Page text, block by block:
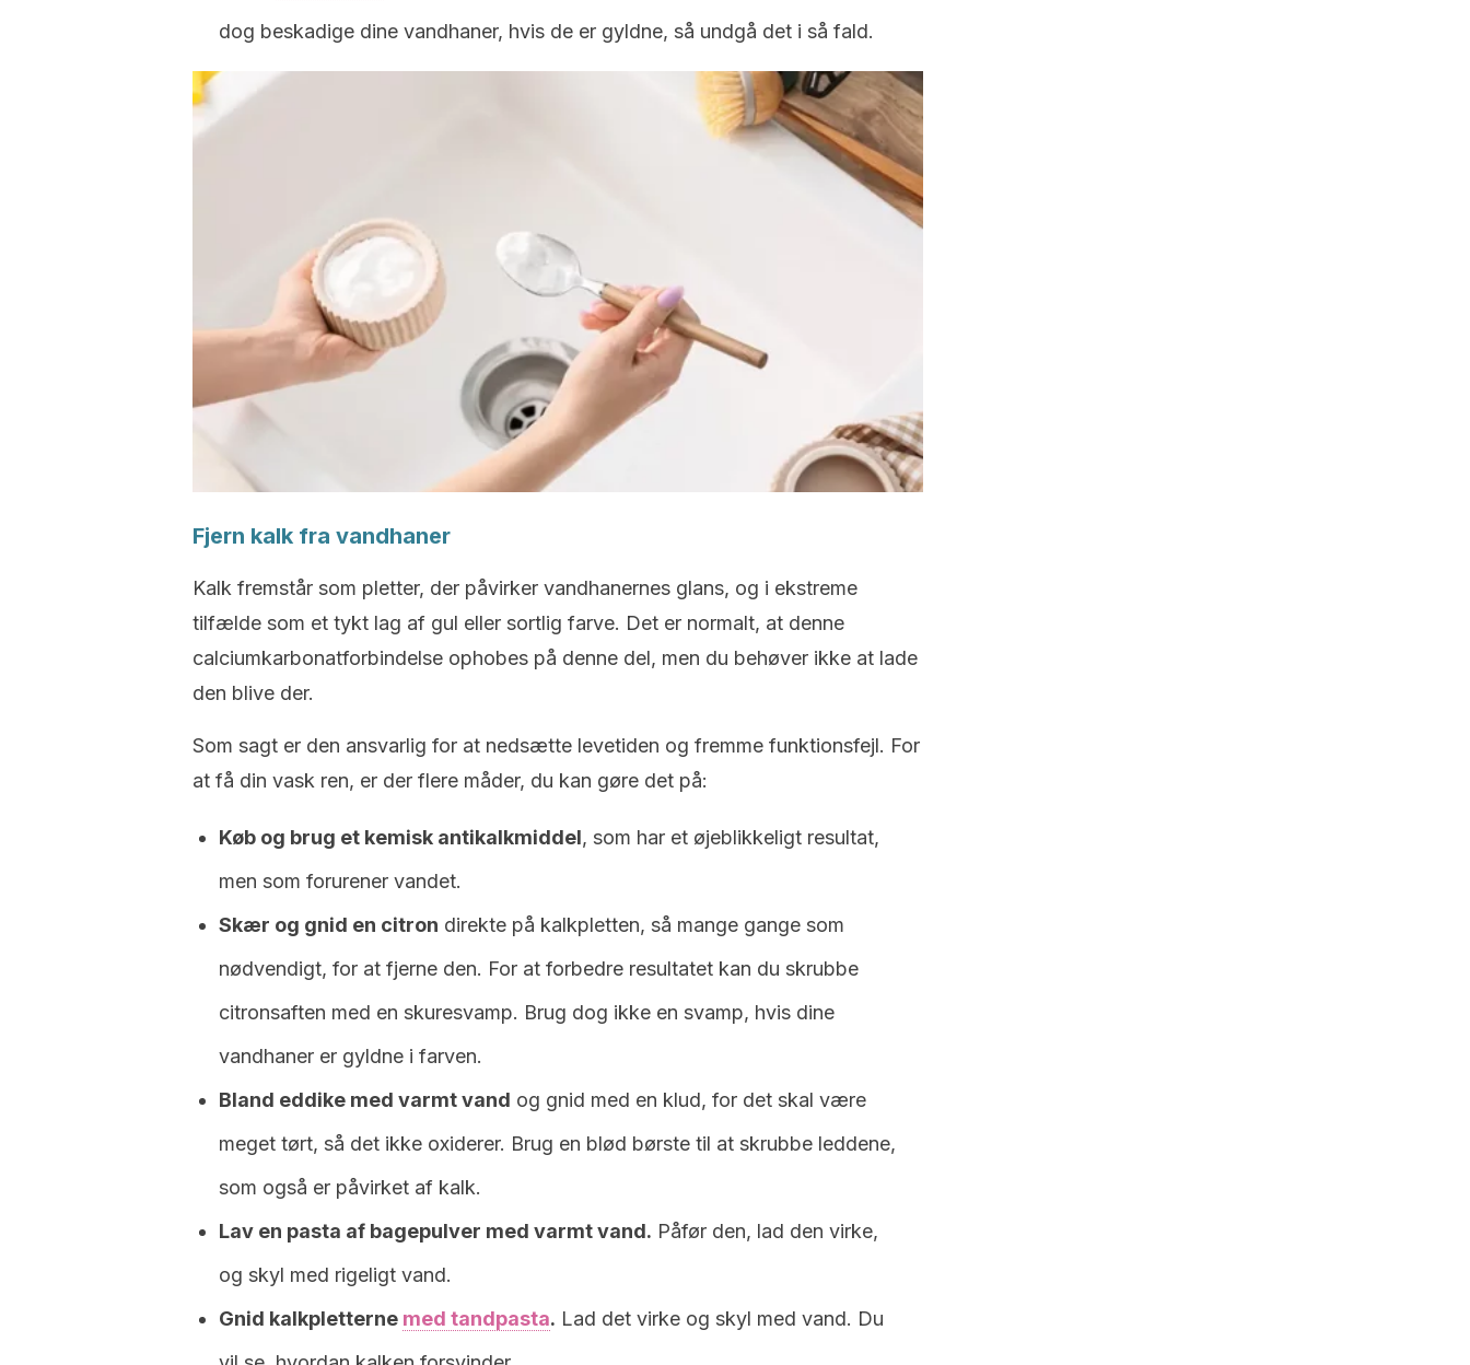
dog beskadige dine vandhaner, hvis de er gyldne, så undgå det i så fald.
Fjern kalk fra vandhaner
Kalk fremstår som pletter, der påvirker vandhanernes glans, og i ekstreme
tilfælde som et tykt lag af gul eller sortlig farve. Det er normalt, at denne
calciumkarbonatforbindelse ophobes på denne del, men du behøver ikke at lade
den blive der.
Som sagt er den ansvarlig for at nedsætte levetiden og fremme funktionsfejl. For
at få din vask ren, er der flere måder, du kan gøre det på:
Køb og brug et kemisk antikalkmiddel, som har et øjeblikkeligt resultat,
men som forurener vandet.
Skær og gnid en citron direkte på kalkpletten, så mange gange som
nødvendigt, for at fjerne den. For at forbedre resultatet kan du skrubbe
citronsaften med en skuresvamp. Brug dog ikke en svamp, hvis dine
vandhaner er gyldne i farven.
Bland eddike med varmt vand og gnid med en klud, for det skal være
meget tørt, så det ikke oxiderer. Brug en blød børste til at skrubbe leddene,
som også er påvirket af kalk.
Lav en pasta af bagepulver med varmt vand. Påfør den, lad den virke,
og skyl med rigeligt vand.
Gnid kalkpletterne med tandpasta. Lad det virke og skyl med vand. Du